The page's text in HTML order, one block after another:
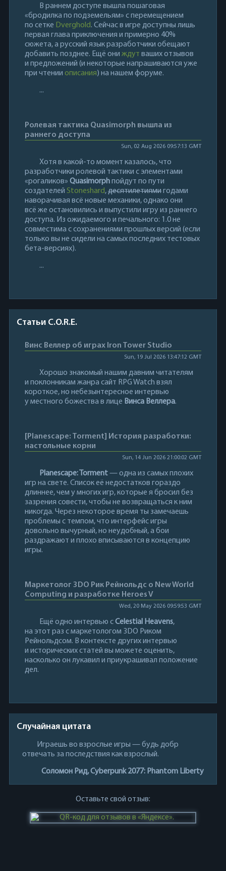
В раннем доступе вышла пошаговая
«бродилка по подземельям» с перемещением
по сетке Dverghold. Сейчас в игре доступны лишь
первая глава приключения и примерно 40%
сюжета, а русский язык разработчики обещают
добавить позднее. Ещё они ждут ваших отзывов
и предложений (и некоторые напрашиваются уже
при чтении описания) на нашем форуме.
...
Ролевая тактика Quasimorph вышла из
раннего доступа
Sun, 02 Aug 2026 09:57:13 GMT
Хотя в какой-то момент казалось, что
разработчики ролевой тактики с элементами
«рогаликов» Quasimorphпойдут по пути
создателей Stoneshard,десятилетиямигодами
наворачивая всё новые механики, однако они
всё же остановились и выпустили игру из раннего
доступа. Из ожидаемого и печального: 1.0 не
совместима с сохранениями прошлых версий (если
только вы не сидели на самых последних тестовых
бета-версиях).
...
Статьи C.O.R.E.
Винс Веллер об играх Iron Tower Studio
Sun, 19 Jul 2026 13:47:12 GMT
Хорошо знакомый нашим давним читателям
и поклонникам жанра сайт RPG Watch взял
короткое, но небезынтересное интервью
у местного божества в лице Винса Веллера.
[Planescape: Torment] История разработки:
настольные корни
Sun, 14 Jun 2026 21:00:02 GMT
Planescape: Torment— одна из самых плохих
игр на свете. Список её недостатков гораздо
длиннее, чем у многих игр, которые я бросил без
зазрения совести, чтобы не возвращаться к ним
никогда. Через некоторое время ты замечаешь
проблемы с темпом, что интерфейс игры
довольно вычурный, но неудобный, а бои
раздражают и плохо вписываются в концепцию
игры.
Маркетолог 3DO Рик Рейнольдс о New World
Computing и разработке Heroes V
Wed, 20 May 2026 09:59:53 GMT
Ещё одно интервью сCelestial Heavens,
на этот раз с маркетологом 3DO Риком
Рейнольдсом. В контексте других интервью
и исторических статей вы можете оценить,
насколько он лукавил и приукрашивал положение
дел.
Случайная цитата
Играешь во взрослые игры — будь добр
отвечать за последствия как взрослый.
Соломон Рид, Cyberpunk 2077: Phantom Liberty
Оставьте свой отзыв: